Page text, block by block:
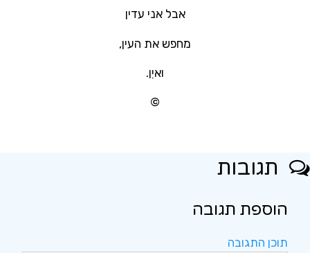
אבל אני עדין
מחפש את העין,
ואיִן.
©
תגובות
הוספת תגובה
תוכן התגובה